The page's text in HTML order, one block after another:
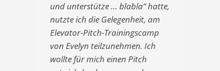
und unterstütze … blabla“ hatte,
nutzte ich die Gelegenheit, am
Elevator-Pitch-Trainingscamp
von Evelyn teilzunehmen. Ich
wollte für mich einen Pitch